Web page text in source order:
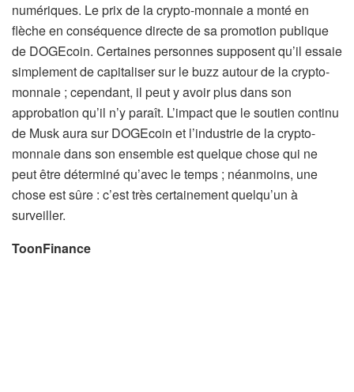
numériques. Le prix de la crypto-monnaie a monté en
flèche en conséquence directe de sa promotion publique
de DOGEcoin. Certaines personnes supposent qu’il essaie
simplement de capitaliser sur le buzz autour de la crypto-
monnaie ; cependant, il peut y avoir plus dans son
approbation qu’il n’y paraît. L’impact que le soutien continu
de Musk aura sur DOGEcoin et l’industrie de la crypto-
monnaie dans son ensemble est quelque chose qui ne
peut être déterminé qu’avec le temps ; néanmoins, une
chose est sûre : c’est très certainement quelqu’un à
surveiller.
ToonFinance